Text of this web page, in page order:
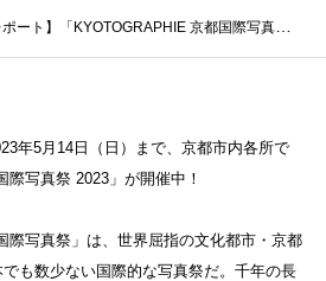
京都国際写真祭 2023」にて、京都文化博物館 別館でマベル・ポブレット「WHERE OCEANS MEET」開催中（4/15～5/14）
年5月14日（日）まで、京都市内各所で
際写真祭 2023」が開催中！
際写真祭」は、世界屈指の文化都市・京都
も数少ない国際的な写真祭だ。千年の長